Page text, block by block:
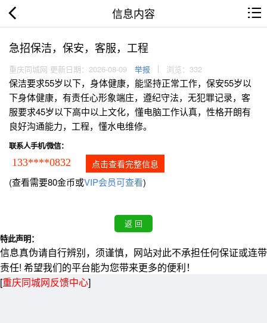
信息内容
急招保洁，保安，客服，工程
重庆同城网 更新日期：2026-08-09 举报 浏览：332
保洁要求55岁以下，身体健康，能坚持正常工作，保安55岁以
下身体健康，有责任心形象端庄，遵纪守法，无犯罪记录，客
服要求45岁以下高中以上文化，懂电脑工作认真，性格开朗有
良好沟通能力，工程，懂水电维修。
联系人手机/微信：
133****0832 点击查看完整信息
(查看需要80金币或VIP会员可查看)
特此声明：
信息真伪请自行辨别，须谨慎，网站对此不承担任何保证或连带
责任! 希望我们的平台能为您带来更多的便利！
[重庆同城网反馈中心]